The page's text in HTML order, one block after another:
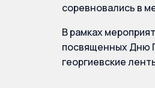
соревновались в
В рамках
посвященных Дню
георгиевские